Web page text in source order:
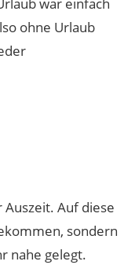
war einfach
ohne Urlaub
Auf diese
sondern
nahe gelegt.